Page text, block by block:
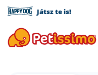
Játsz te is!